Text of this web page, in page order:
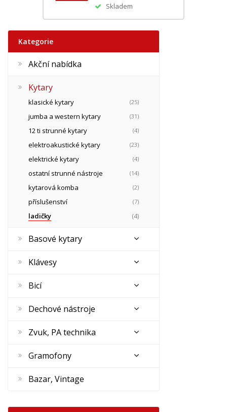
Skladem
Kategorie
Akční nabídka
Kytary
klasické kytary (25)
jumba a western kytary (31)
12 ti strunné kytary (4)
elektroakustické kytary (23)
elektrické kytary (4)
ostatní strunné nástroje (14)
kytarová komba (2)
příslušenství (7)
ladičky (4)
Basové kytary
Klávesy
Bicí
Dechové nástroje
Zvuk, PA technika
Gramofony
Bazar, Vintage